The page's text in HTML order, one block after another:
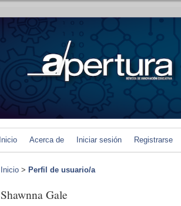
Inicio Acerca de Iniciar sesión Registrarse
Inicio > Perfil de usuario/a
Shawnna Gale